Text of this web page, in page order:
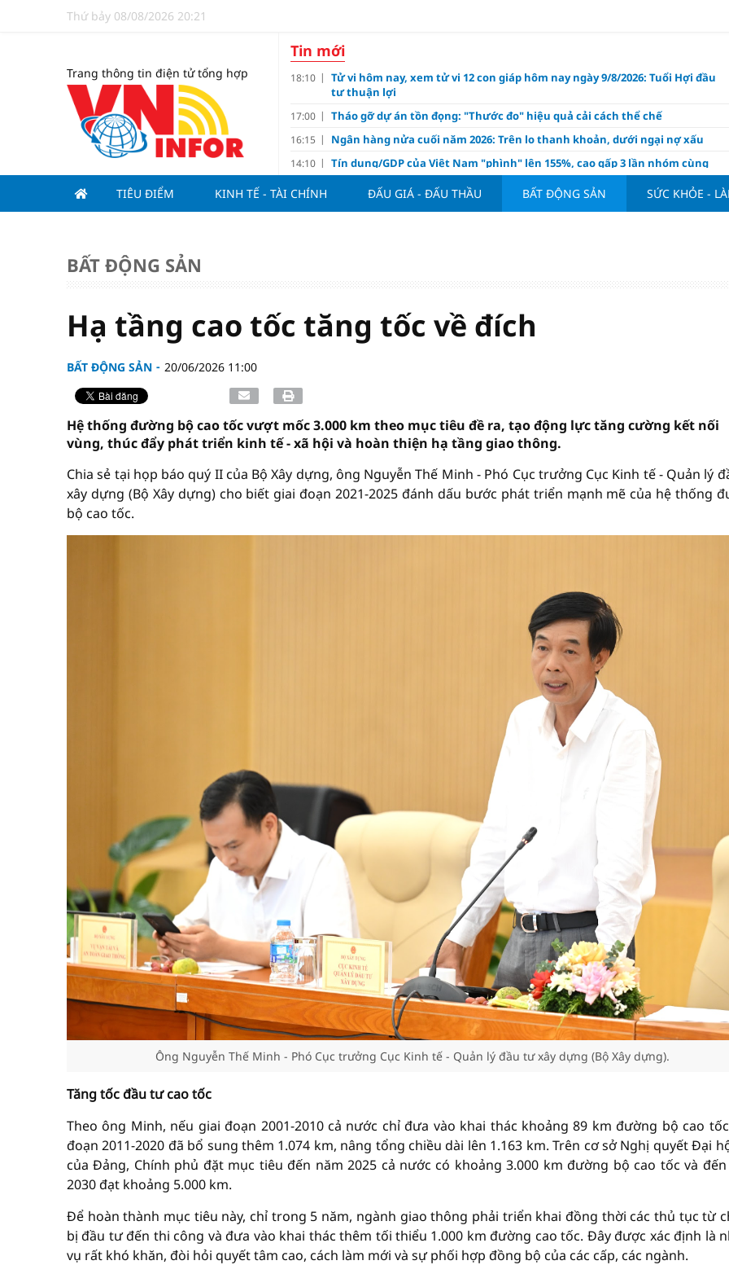
Thứ bảy 08/08/2026 20:21
Trang thông tin điện tử tổng hợp
Tin mới
18:10
Tử vi hôm nay, xem tử vi 12 con giáp hôm nay ngày 9/8/2026: Tuổi Hợi đầu
tư thuận lợi
17:00 Tháo gỡ dự án tồn đọng: "Thước đo" hiệu quả cải cách thể chế
16:15 Ngân hàng nửa cuối năm 2026: Trên lo thanh khoản, dưới ngại nợ xấu
14:10
Tín dụng/GDP của Việt Nam "phình" lên 155%, cao gấp 3 lần nhóm cùng
hạng
11:00 Đồng Tháp: Đấu giá 58.965 m² đất và nhà xưởng tại xã Tân Hồng
09:00 Các cổ phiếu IPO có được phân bổ dòng vốn mới từ nâng hạng thị trường?
Lợi ích của nước chanh gừng
07:00 Nới trần tiền gửi Kho bạc Nhà nước: Không chỉ 4 ngân hàng được lợi
TIÊU ĐIỂM KINH TẾ - TÀI CHÍNH ĐẤU GIÁ - ĐẤU THẦU BẤT ĐỘNG SẢN SỨC KHỎE -
BẤT ĐỘNG SẢN
Hạ tầng cao tốc tăng tốc về đích
BẤT ĐỘNG SẢN 20/06/2026 11:00
Hệ thống đường bộ cao tốc vượt mốc 3.000 km theo mục tiêu đề ra, tạo động lực tăng cường kết nối
vùng, thúc đẩy phát triển kinh tế - xã hội và hoàn thiện hạ tầng giao thông.
Chia sẻ tại họp báo quý II của Bộ Xây dựng, ông Nguyễn Thế Minh - Phó Cục trưởng Cục Kinh tế - Quản lý
xây dựng (Bộ Xây dựng) cho biết giai đoạn 2021-2025 đánh dấu bước phát triển mạnh mẽ của hệ thống
bộ cao tốc.
Ông Nguyễn Thế Minh - Phó Cục trưởng Cục Kinh tế - Quản lý đầu tư xây dựng (Bộ Xây dựng).
Tăng tốc đầu tư cao tốc
Theo ông Minh, nếu giai đoạn 2001-2010 cả nước chỉ đưa vào khai thác khoảng 89 km đường bộ cao
đoạn 2011-2020 đã bổ sung thêm 1.074 km, nâng tổng chiều dài lên 1.163 km. Trên cơ sở Nghị quyết Đại
của Đảng, Chính phủ đặt mục tiêu đến năm 2025 cả nước có khoảng 3.000 km đường bộ cao tốc và
2030 đạt khoảng 5.000 km.
Để hoàn thành mục tiêu này, chỉ trong 5 năm, ngành giao thông phải triển khai đồng thời các thủ tục từ
bị đầu tư đến thi công và đưa vào khai thác thêm tối thiểu 1.000 km đường cao tốc. Đây được xác định là
vụ rất khó khăn, đòi hỏi quyết tâm cao, cách làm mới và sự phối hợp đồng bộ của các cấp, các ngành.